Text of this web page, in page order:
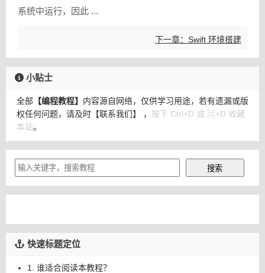
系统中运行，因此 ...
下一章：Swift 环境搭建
小贴士
全部 【编程教程】 内容源自网络，仅供学习用途，若有遗漏或版
权任何问题，请及时 【联系我们】 ， 按下 Ctrl+D 或 ⌘+D 收藏
本站。
快速标题定位
1. 谁适合阅读本教程？